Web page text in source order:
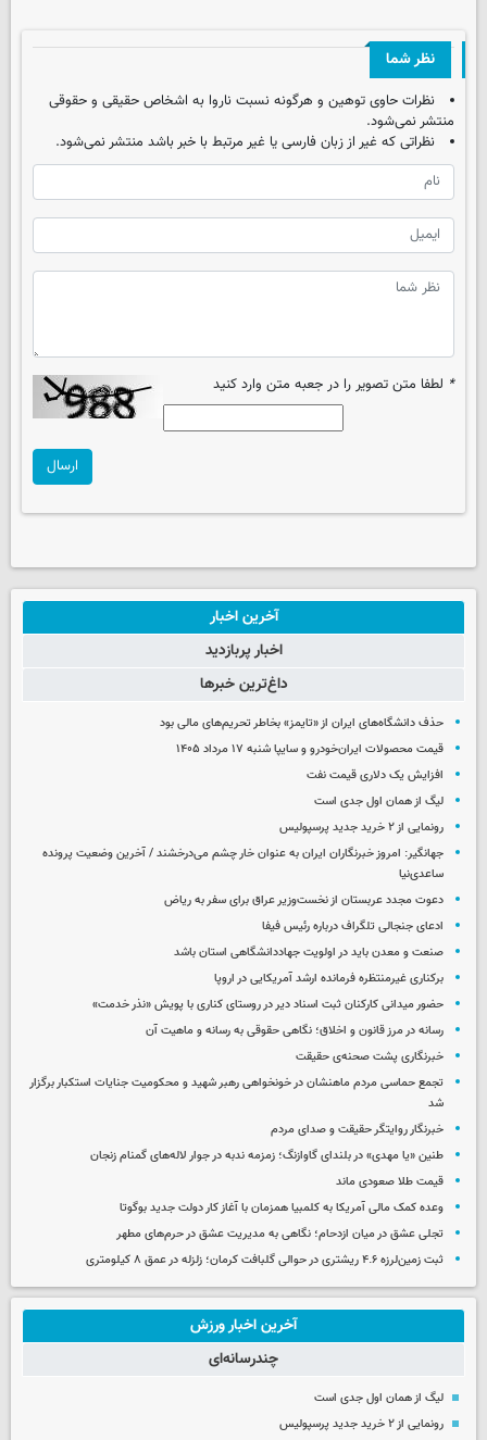
نظر شما
نظرات حاوی توهین و هرگونه نسبت ناروا به اشخاص حقیقی و حقوقی
منتشر نمی‌شود.
نظراتی که غیر از زبان فارسی یا غیر مرتبط با خبر باشد منتشر نمی‌شود.
* لطفا متن تصویر را در جعبه متن وارد کنید
ارسال
آخرین اخبار
اخبار پربازدید
داغ‌ترین خبرها
حذف دانشگاه‌های ایران از «تایمز» بخاطر تحریم‌های مالی بود
قیمت محصولات ایران‌خودرو و سایپا شنبه ۱۷ مرداد ۱۴۰۵
افزایش یک دلاری قیمت نفت
لیگ از همان اول جدی است
رونمایی از ۲ خرید جدید پرسپولیس
جهانگیر: امروز خبرنگاران ایران به عنوان خار چشم می‌درخشند / آخرین وضعیت پرونده
ساعدی‌نیا
دعوت مجدد عربستان از نخست‌وزیر عراق برای سفر به ریاض
ادعای جنجالی تلگراف درباره رئیس فیفا
صنعت و معدن باید در اولویت جهاددانشگاهی استان باشد
برکناری غیرمنتظره فرمانده ارشد آمریکایی در اروپا
حضور میدانی کارکنان ثبت اسناد دیر در روستای کناری با پویش «نذر خدمت»
رسانه در مرز قانون و اخلاق؛ نگاهی حقوقی به رسانه و ماهیت آن
خبرنگاری پشت صحنه‌ی حقیقت
تجمع حماسی مردم ماهنشان در خونخواهی رهبر شهید و محکومیت جنایات استکبار برگزار
شد
خبرنگار روایتگر حقیقت و صدای مردم
طنین «یا مهدی» در بلندای گاوازنگ؛ زمزمه ندبه در جوار لاله‌های گمنام زنجان
قیمت طلا صعودی ماند
وعده کمک مالی آمریکا به کلمبیا همزمان با آغاز کار دولت جدید بوگوتا
تجلی عشق در میان ازدحام؛ نگاهی به مدیریت عشق در حرم‌های مطهر
ثبت زمین‌لرزه ۴.۶ ریشتری در حوالی گلبافت کرمان؛ زلزله در عمق ۸ کیلومتری
آخرین اخبار ورزش
چندرسانه‌ای
لیگ از همان اول جدی است
رونمایی از ۲ خرید جدید پرسپولیس